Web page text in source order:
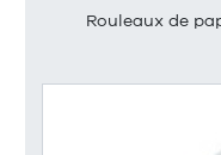
Rouleaux de